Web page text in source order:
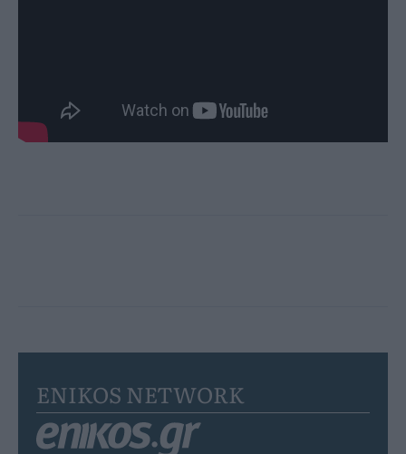
ENIKOS NETWORK